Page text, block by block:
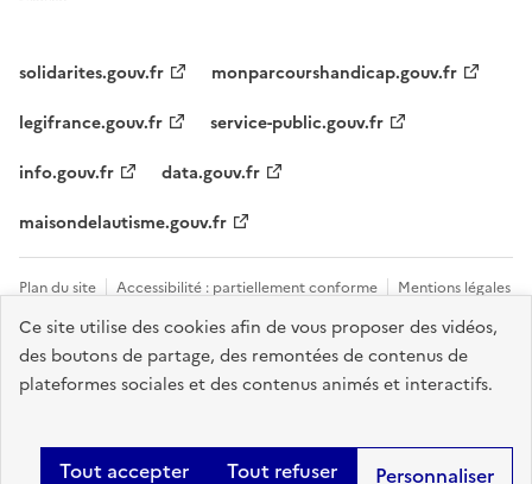
Ce site utilise des cookies afin de vous proposer des vidéos,
des boutons de partage, des remontées de contenus de
plateformes sociales et des contenus animés et interactifs.
Tout accepter Tout refuser Personnaliser
solidarites.gouv.fr
monparcourshandicap.gouv.fr
legifrance.gouv.fr
service-public.gouv.fr
info.gouv.fr
data.gouv.fr
maisondelautisme.gouv.fr
Plan du site Accessibilité : partiellement conforme
Mentions légales
Données personnelles et cookies
Nous contacter
Gestion des
cookies